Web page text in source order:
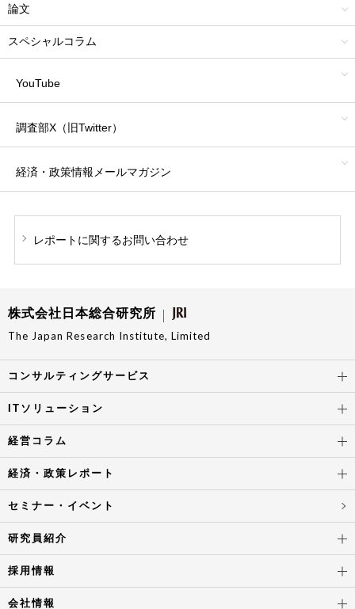
論文
スペシャルコラム
YouTube
調査部X（旧Twitter）
経済・政策情報 メールマガジン
レポートに関するお問い合わせ
株式会社日本総合研究所
The Japan Research Institute, Limited
コンサルティングサービス
ITソリューション
経営コラム
経済・政策レポート
セミナー・イベント
研究員紹介
採用情報
会社情報